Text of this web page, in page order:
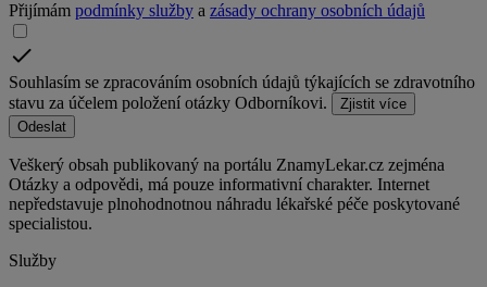
Přijímám podmínky služby a zásady ochrany osobních údajů
Souhlasím se zpracováním osobních údajů týkajících se zdravotního
stavu za účelem položení otázky Odborníkovi.
Zjistit více
Odeslat
Veškerý obsah publikovaný na portálu ZnamyLekar.cz zejména
Otázky a odpovědi, má pouze informativní charakter. Internet
nepředstavuje plnohodnotnou náhradu lékařské péče poskytované
specialistou.
Služby